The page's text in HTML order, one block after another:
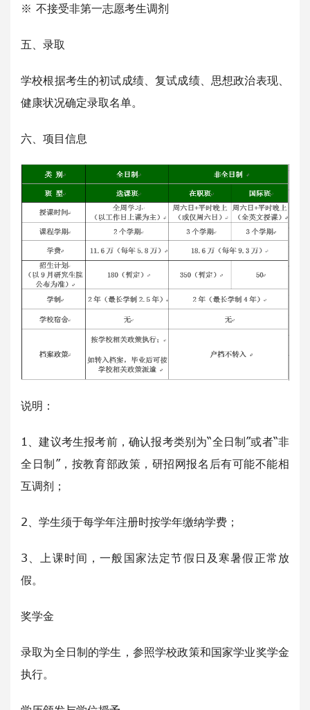
※ 不接受非第一志愿考生调剂
五、录取
学校根据考生的初试成绩、复试成绩、思想政治表现、
健康状况确定录取名单。
六、项目信息
说明：
1、建议考生报考前，确认报考类别为“全日制”或者“非
全日制”，按教育部政策，研招网报名后有可能不能相
互调剂；
2、学生须于每学年注册时按学年缴纳学费；
3、上课时间，一般国家法定节假日及寒暑假正常放
假。
奖学金
录取为全日制的学生，参照学校政策和国家学业奖学金
执行。